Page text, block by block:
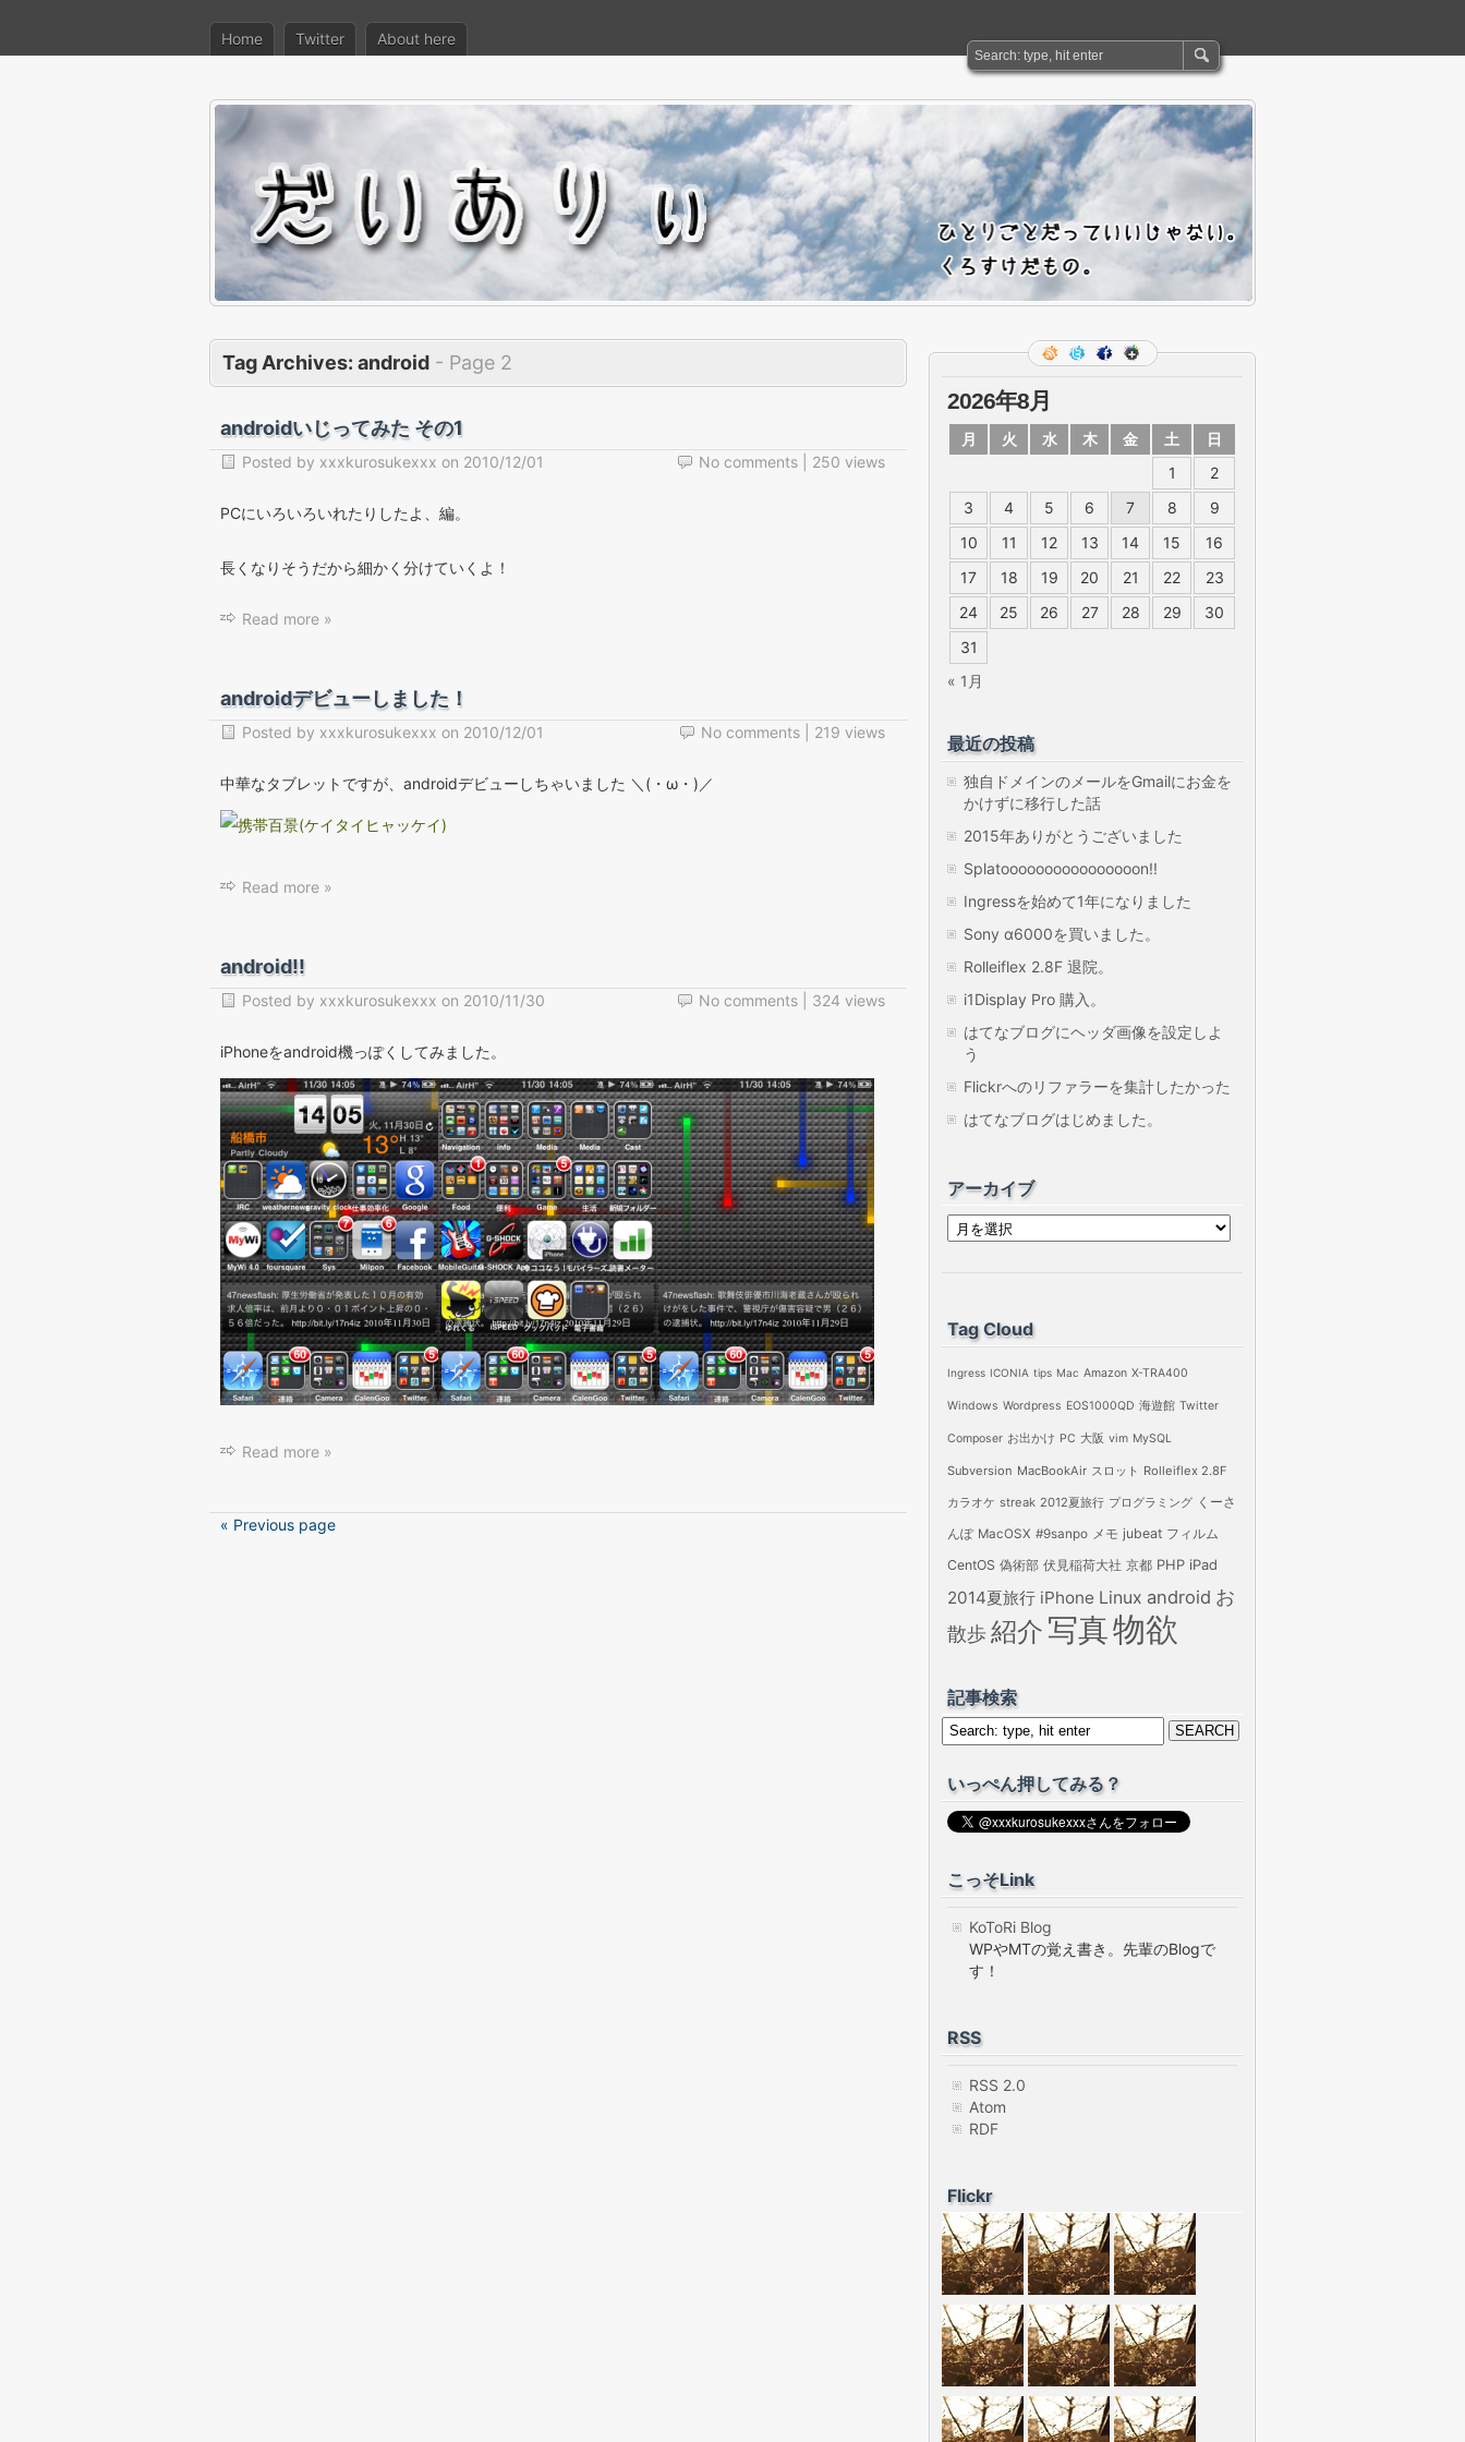
Home Twitter About here
Tag Archives: android - Page 2
androidいじってみた その1
Posted by xxxkurosukexxx on 2010/12/01 No comments | 250 views
PCにいろいろいれたりしたよ、編。
長くなりそうだから細かく分けていくよ！
Read more »
androidデビューしました！
Posted by xxxkurosukexxx on 2010/12/01 No comments | 219 views
中華なタブレットですが、androidデビューしちゃいました ＼(・ω・)／
Read more »
android!!
Posted by xxxkurosukexxx on 2010/11/30 No comments | 324 views
iPhoneをandroid機っぽくしてみました。
Read more »
« Previous page
2026年8月
月 火 水 木 金 土
日
1
2
3
4 5 6 7 8
9
10
11 12 13 14 15
16
17
18 19 20 21 22
23
24
25 26 27 28 29
30
31
« 1月
最近の投稿
独自ドメインのメールをGmailにお金を
かけずに移行した話
2015年ありがとうございました
Splatoooooooooooooooon!!
Ingressを始めて1年になりました
Sony α6000を買いました。
Rolleiflex 2.8F 退院。
i1Display Pro 購入。
はてなブログにヘッダ画像を設定しよ
う
Flickrへのリファラーを集計したかった
はてなブログはじめました。
アーカイブ
ア
ブ
Tag Cloud
Ingress ICONIA tips Mac Amazon X-TRA400
Windows Wordpress EOS1000QD 海遊館 Twitter
Composer お出かけ PC 大阪 vim MySQL
Subversion MacBookAir スロット Rolleiflex 2.8F
カラオケ streak 2012夏旅行 プログラミング くーさ
んぽ MacOSX #9sanpo メモ jubeat フィルム
CentOS 偽術部 伏見稲荷大社 京都 PHP iPad
2014夏旅行 iPhone Linux android お
散歩紹介 写真物欲
記事検索
いっぺん押してみる？
こっそLink
KoToRi Blog
WPやMTの覚え書き。先輩のBlogで
す！
RSS
RSS 2.0
Atom
RDF
Flickr